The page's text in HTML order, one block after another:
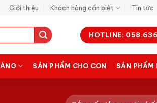
Giới thiệu Khách hàng cần biết Tin tức
HOTLINE:
SẢN PHẨM CHO CON SẢN PHẨM